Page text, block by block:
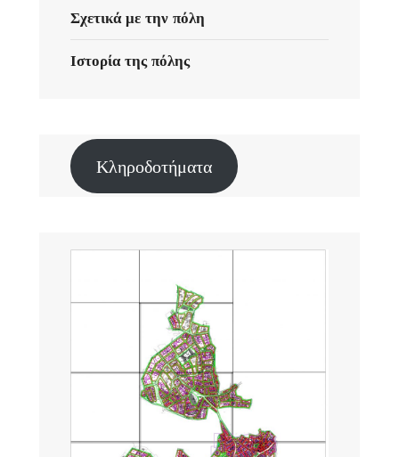
Σχετικά με την πόλη
Ιστορία της πόλης
Κληροδοτήματα